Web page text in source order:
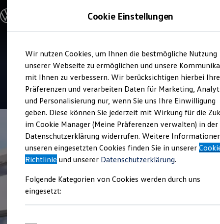
Hauptinhalt
springen
Footer
springen
Modelle und Konfigurator
Modelle vergleichen
Elektroautos
ENERGY Sondermodelle
Nutzfahrzeuge
SUV und CUV
Familienautos
Kombis
Kompaktwagen
Sportwagen
Schnell verfügbare Fahrzeuge
Angebote und Produkte
Aktuelle Angebote
E-Auto-Förderung
Volkswagen Marktplatz
Junge Gebrauchtwagen und Gebrauchtwagen
Volkswagen Zertifizierte Gebrauchtwagen
Zubehör- und Serviceangebote
Service
Schmelling Automobile
4.9| 86 Bewertungen
Cookie Einstellungen
Wir nutzen Cookies, um Ihnen die bestmögliche Nutzung
unserer Webseite zu ermöglichen und unsere
mit Ihnen zu verbessern. Wir berücksichtigen hierbei Ihre
Präferenzen und verarbeiten Daten für Marketing,
und Personalisierung nur, wenn Sie uns Ihre Einwilligung
geben. Diese können Sie jederzeit mit Wirkung für die
im Cookie Manager (Meine Präferenzen verwalten) in der
Datenschutzerklärung widerrufen. Weitere
unseren eingesetzten Cookies finden Sie in unserer
Richtlinie und unserer Datenschutzerklärung.
Folgende Kategorien von Cookies werden durch uns
eingesetzt: